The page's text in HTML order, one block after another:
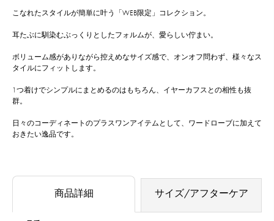
こなれたスタイルが簡単に叶う「WEB限定」コレクション。
耳たぶに馴染むぶっくりとしたフォルムが、愛らしい佇まい。
ボリューム感がありながら控えめなサイズ感で、オンオフ問わず、様々なス
タイルにフィットします。
1つ着けでシンプルにまとめるのはもちろん、イヤーカフスとの相性も抜
群。
日々のコーディネートのプラスワンアイテムとして、ワードローブに加えて
おきたい逸品です。
商品詳細 サイズ/アフターケア